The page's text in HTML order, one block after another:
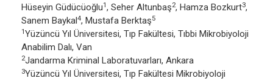
Hüseyin Güdücüoğlu1, Seher Altunbaş2, Hamza Bozkurt3,
Sanem Baykal4, Mustafa Berktaş5
1Yüzüncü Yıl Üniversitesi, Tıp Fakültesi, Tıbbi Mikrobiyoloji
Anabilim Dalı, Van
2Jandarma Kriminal Laboratuvarları, Ankara
3Yüzüncü Yıl Üniversitesi, Tıp Fakültesi Mikrobiyoloji